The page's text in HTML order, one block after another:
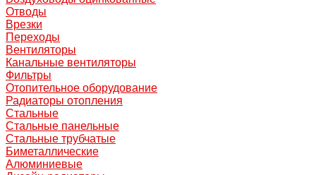
Отводы
Врезки
Переходы
Вентиляторы
Канальные вентиляторы
Фильтры
Отопительное оборудование
Радиаторы отопления
Стальные
Стальные панельные
Стальные трубчатые
Биметаллические
Алюминиевые